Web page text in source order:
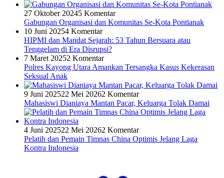
27 Oktober 20245 Komentar
Gabungan Organisasi dan Komunitas Se-Kota Pontianak
10 Juni 20254 Komentar
HIPMI dan Mandat Sejarah: 53 Tahun Bersuara atau
Tenggelam di Era Disrupsi?
7 Maret 20252 Komentar
Polres Kayong Utara Amankan Tersangka Kasus Kekerasan
Seksual Anak
9 Juni 202522 Mei 20262 Komentar
Mahasiswi Dianiaya Mantan Pacar, Keluarga Tolak Damai
4 Juni 202522 Mei 20262 Komentar
Pelatih dan Pemain Timnas China Optimis Jelang Laga
Kontra Indonesia